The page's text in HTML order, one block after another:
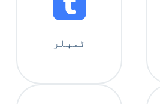
ٹمبلر